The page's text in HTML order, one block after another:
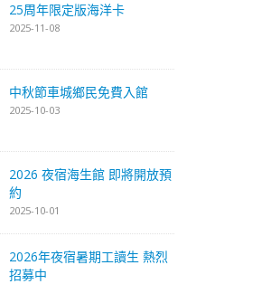
25周年限定版海洋卡
2025-11-08
中秋節車城鄉民免費入館
2025-10-03
2026 夜宿海生館 即將開放預
約
2025-10-01
2026年夜宿暑期工讀生 熱烈
招募中